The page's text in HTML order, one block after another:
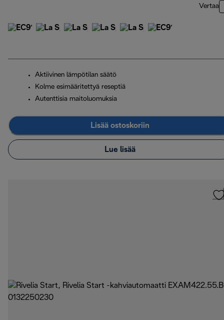
Vertaa
Aktiivinen lämpötilan säätö
Kolme esimääritettyä reseptiä
Autenttisia maitoluomuksia
Lisää ostoskoriin
Lue lisää